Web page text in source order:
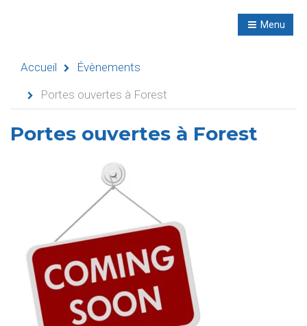
Menu
Navigation
Accueil
Séminaires
Refuges
Pension
Accueil
Évènements
Portes ouvertes à Forest
Portes ouvertes à Forest